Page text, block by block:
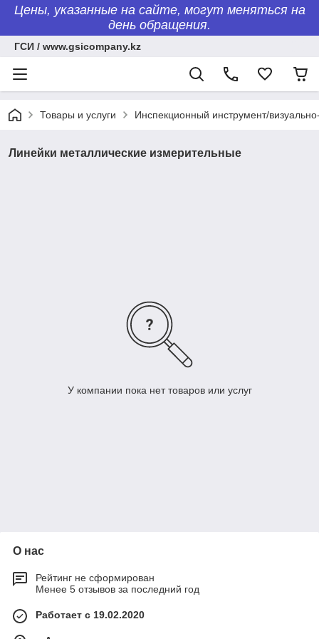
Цены, указанные на сайте, могут меняться на
день обращения.
ГСИ / www.gsicompany.kz
Товары и услуги Инспекционный инструмент/
Линейки металлические измерительные
У компании пока нет товаров или услуг
О нас
Рейтинг не сформирован
Менее 5 отзывов за последний год
Работает с 19.02.2020